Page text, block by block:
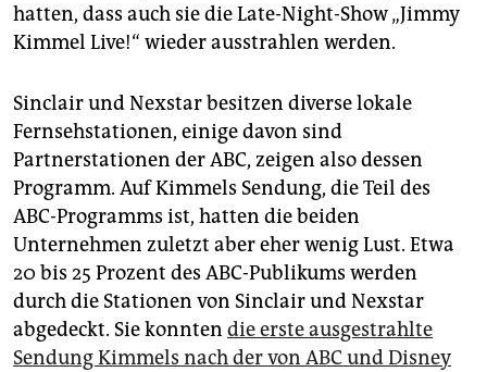
hatten, dass auch sie die Late-Night-Show „Jimmy
Kimmel Live!“ wieder ausstrahlen werden.
Sinclair und Nexstar besitzen diverse lokale
Fernsehstationen, einige davon sind
Partnerstatio­nen der ABC, zeigen also dessen
Programm. Auf Kimmels Sendung, die Teil des
ABC-Programms ist, hatten die beiden
Unternehmen zuletzt aber eher wenig Lust. Etwa
20 bis 25 Prozent des ABC-Publikums werden
durch die Stationen von Sinclair und Nexstar
abgedeckt. Sie konnten die erste ausgestrahlte
Sendung Kimmels nach der von ABC und Disney